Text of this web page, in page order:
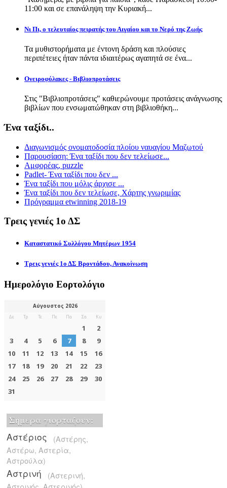
11:00 και σε επανάληψη την Κυριακή...
Νι Πι, ο τελευταίος πειρατής του Αιγαίου και το Νερό της Ζωής
Τα μυθιστορήματα με έντονη δράση και πλούσιες
περιπέτειες ήταν πάντα ιδιαιτέρως αγαπητά σε ένα...
Ονειροφύλακες - Βιβλιοπροτάσεις
Στις "Βιβλιοπροτάσεις" καθιερώνουμε προτάσεις ανάγνωσης
βιβλίων που ενσωματώθηκαν στη βιβλιοθήκη...
Ένα ταξίδι..
Διαγωνισμός ονοματοδοσία πλοίου ναυαγίου Μαζωτού
Παρουσίαση: Ένα ταξίδι που δεν τελείωσε...
Αμφορέας, puzzle
Padlet- Ένα ταξίδι που δεν ...
Ένα ταξίδι που μόλις άρχισε ...
Ένα ταξίδι που δεν τελείωσε, Χάρτης γνωριμίας
Πρόγραμμα etwinning 2018-19
Τρεις γενιές 1ο ΔΣ
Καταστατικό Συλλόγου Μητέρων 1954
Τρεις γενιές 1ο ΔΣ Βροντάδου, Ανακοίνωση
Ημερολόγιο Εορτολόγιο